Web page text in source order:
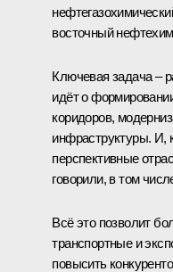
восточный
Ключевая задача –
идёт о
коридоров,
инфраструктуры. И,
перспективные
говорили, в том
Всё это позволит
транспортные и
повысить